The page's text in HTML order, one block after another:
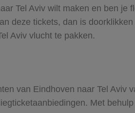
Tel Aviv wilt maken en ben
deze tickets, dan is
Aviv vlucht te pakken.
van Eindhoven naar Tel Aviv
Met